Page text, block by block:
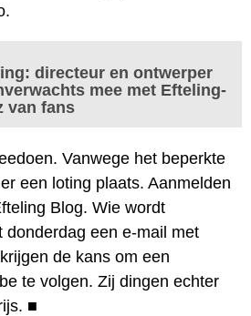
directeur en ontwerper
mee met Efteling-
van fans
Vanwege het beperkte
een loting plaats. Aanmelden
Blog. Wie wordt
donderdag een e-mail met
de kans om een
te volgen. Zij dingen echter
■